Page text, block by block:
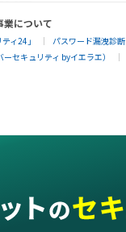
業について
ィ24」 パスワード漏洩診断
セキュリティ byイエラエ）